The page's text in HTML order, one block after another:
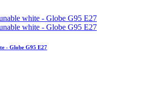
- Globe G95 E27